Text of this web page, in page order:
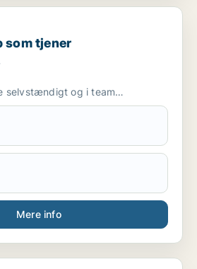
tjener
som tjener
selvstændigt og i team
madlavning og kundeservice
mig nye opgaver
detaljer
Mere info